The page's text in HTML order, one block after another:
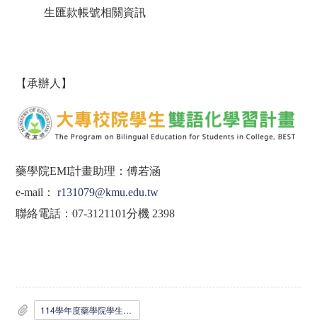
生匯款帳號相關資訊
【承辦人】
藥學院EMI計畫助理：傅若涵
e-mail ：
r131079@kmu.edu.tw
聯絡電話：07-3121101分機 2398
114學年度藥學院學生英語專業課程修課獎勵申請表.pdf